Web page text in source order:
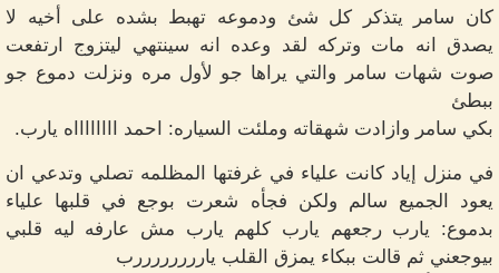
كان سامر يتذكر كل شئ ودموعه تهبط بشده على أخيه لا
يصدق انه مات وتركه لقد وعده انه سينتهي ليتزوج ارتفعت
صوت شهات سامر والتي يراها جو لأول مره ونزلت دموع جو
ببطئ
بكي سامر وازادت شهقاته وملئت السياره: احمد ااااااااه يارب.
في منزل إياد كانت علياء في غرفتها المظلمه تصلي وتدعي ان
يعود الجميع سالم ولكن فجأه شعرت بوجع في قلبها علياء
بدموع: يارب رجعهم يارب كلهم يارب مش عارفه ليه قلبي
بيوجعني ثم قالت ببكاء يمزق القلب ياررررررررب